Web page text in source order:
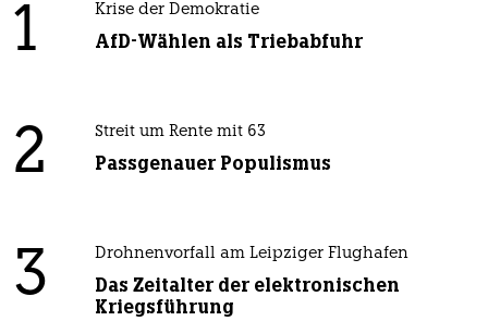
1 Krise der Demokratie
AfD-Wählen als Triebabfuhr
2 Streit um Rente mit 63
Passgenauer Populismus
3 Drohnenvorfall am Leipziger Flughafen
Das Zeitalter der elektronischen
Kriegsführung